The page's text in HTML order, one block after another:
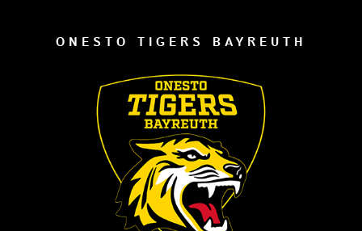
ONESTO TIGERS BAYREUTH